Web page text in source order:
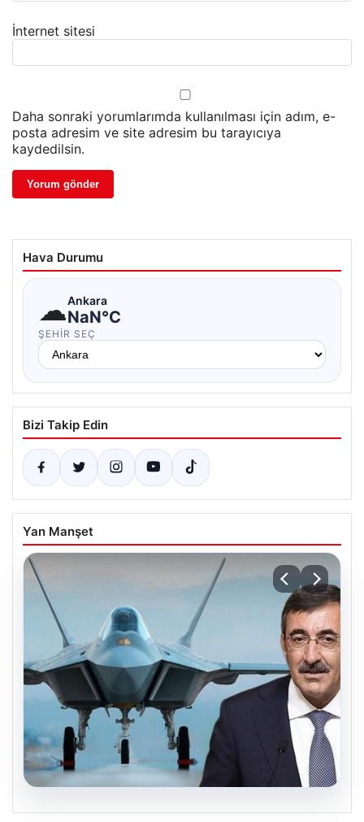
İnternet sitesi
Daha sonraki yorumlarımda kullanılması için adım, e-
posta adresim ve site adresim bu tarayıcıya
kaydedilsin.
Hava Durumu
☁Ankara
NaN°C
ŞEHIR SEÇ
Bizi Takip Edin
Yan Manşet
08.08.2026